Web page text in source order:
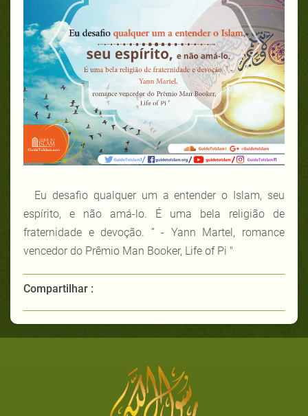
Eu desafio qualquer um a entender o Islam, seu
espírito, e não amá-lo. É uma bela religião de
fraternidade e devoção. ” - Yann Martel, romance
vencedor do Prêmio Man Booker, Life of Pi "
Compartilhar :